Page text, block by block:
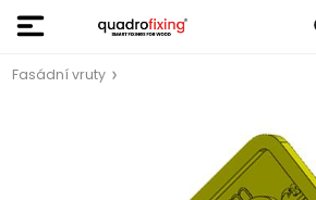
Fasádní vruty